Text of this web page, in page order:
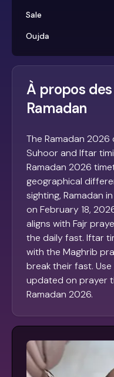
Sale
Oujda
À propos
Ramadan
The Ramadan
Suhoor and Iftar
Ramadan 2026
geographical
sighting, Ramadan
on February 18,
aligns with Fajr
the daily fast. Iftar
with the Maghrib
break their fast.
updated on prayer
Ramadan 2026.